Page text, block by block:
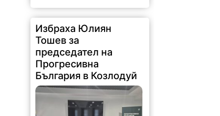
Избраха Юлиян
Тошев за
председател на
Прогресивна
България в Козлодуй